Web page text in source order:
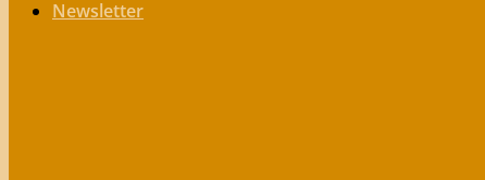
Newsletter